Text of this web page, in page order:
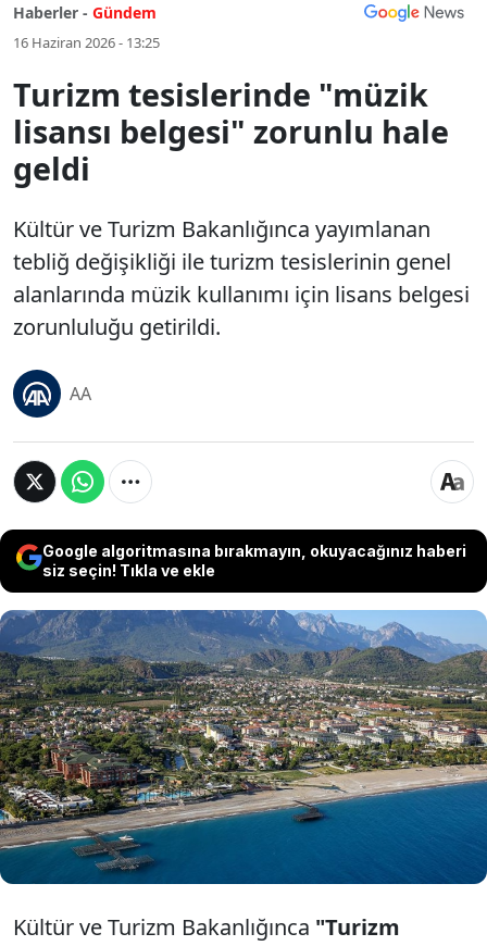
Haberler - Gündem
16 Haziran 2026 - 13:25
Turizm tesislerinde "müzik
lisansı belgesi" zorunlu hale
geldi
Kültür ve Turizm Bakanlığınca yayımlanan
tebliğ değişikliği ile turizm tesislerinin genel
alanlarında müzik kullanımı için lisans belgesi
zorunluluğu getirildi.
AA
Google algoritmasına bırakmayın, okuyacağınız haberi
siz seçin! Tıkla ve ekle
Kültür ve Turizm Bakanlığınca yayımlanan
tebliğ değişikliği ile turizm tesislerinin
genel alanlarında müzik kullanımı için
lisans belgesi zorunluluğu getirildi.
Kültür ve Turizm Bakanlığınca "Turizm